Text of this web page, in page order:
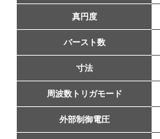
真円度
バースト数
寸法
周波数トリガモード
外部制御電圧